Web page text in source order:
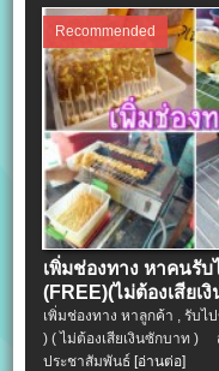
Recommended
เพิ่มช่องทาง หาคนรั
(FREE)(ไม่ต้องเสียเ
เพิ่มช่องทาง หาลูกค้า , รับไ
) ( ไม่ต้องเสียเงินซักบาท )
ประชาสัมพันธ์[อ่านต่อ]